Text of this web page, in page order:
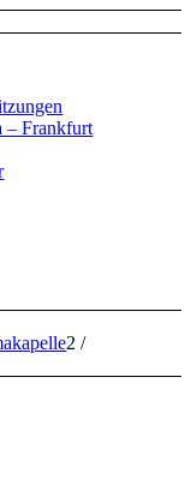
– Frankfurt
2 /